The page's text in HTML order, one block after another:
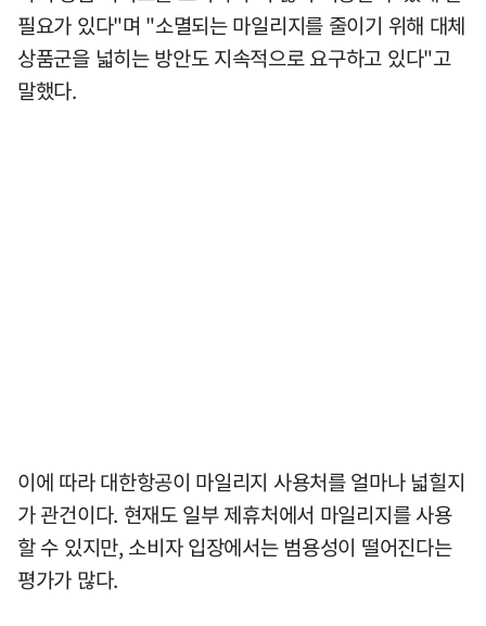
필요가 있다"며 "소멸되는 마일리지를 줄이기 위해 대체
상품군을 넓히는 방안도 지속적으로 요구하고 있다"고
말했다.
이에 따라 대한항공이 마일리지 사용처를 얼마나 넓힐지
가 관건이다. 현재도 일부 제휴처에서 마일리지를 사용
할 수 있지만, 소비자 입장에서는 범용성이 떨어진다는
평가가 많다.